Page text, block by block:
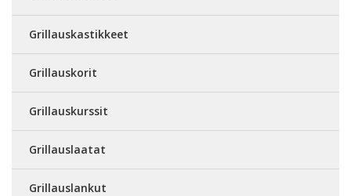
Grillauskastikkeet
Grillauskorit
Grillauskurssit
Grillauslaatat
Grillauslankut